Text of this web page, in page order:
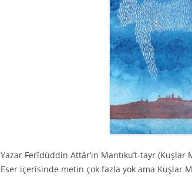
Yazar Ferîdüddin Attâr’ın Mantıku’t-tayr
Eser içerisinde metin çok fazla yok ama Kuşlar